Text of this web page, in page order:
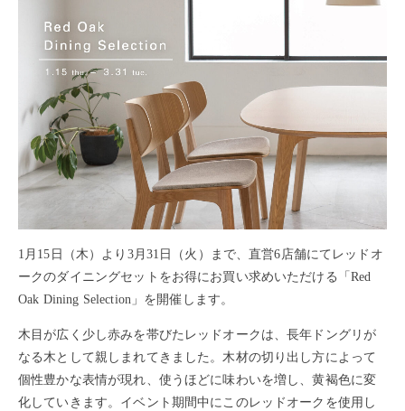
1月15日（木）より3月31日（火）まで、直営6店舗にてレッドオ
ークのダイニングセットをお得にお買い求めいただける「Red
Oak Dining Selection」を開催します。
木目が広く少し赤みを帯びたレッドオークは、長年ドングリが
なる木として親しまれてきました。木材の切り出し方によって
個性豊かな表情が現れ、使うほどに味わいを増し、黄褐色に変
化していきます。イベント期間中にこのレッドオークを使用し